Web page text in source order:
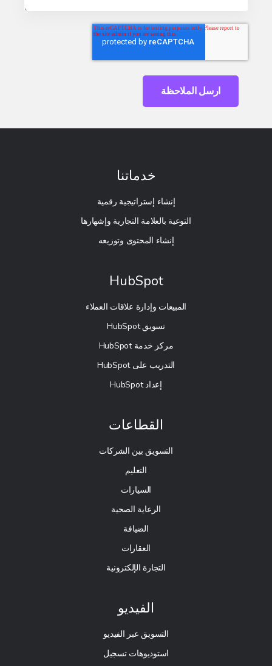
خدماتنا
إنشاء إستراتيجية رقمية
التوعية بالعلامة التجارية وإشهارها
إنشاء المحتوى وتوزيعه
HubSpot
المبيعات وإدارة علاقات العملاء
تسويق HubSpot
مركز خدمة HubSpot
التدريب على HubSpot
إعداد HubSpot
القطاعات
التسويق بين الشركات
التعليم
السيارات
الرعاية الصحية
الضيافة
العقارات
التجارة الإلكترونية
الفيديو
التسويق عبر الفيديو
استوديوهات تسجيل